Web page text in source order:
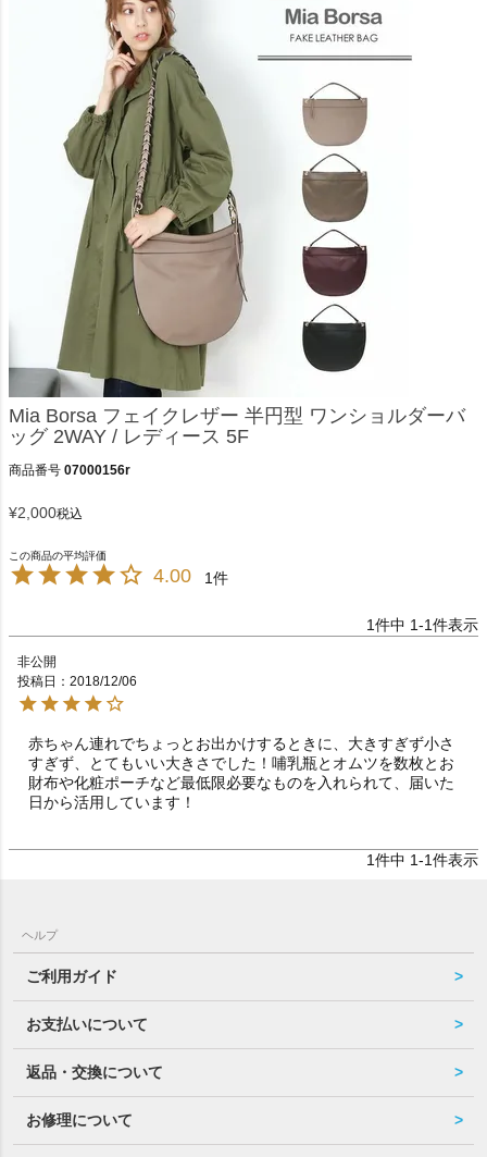
Mia Borsa フェイクレザー 半円型 ワンショルダーバ
ッグ 2WAY / レディース 5F
商品番号 07000156r
¥2,000税込
4.00 1
1件中 1-1件表示
非公開
投稿日
2018/12/06
赤ちゃん連れでちょっとお出かけするときに、大きすぎず小さ
すぎず、とてもいい大きさでした！哺乳瓶とオムツを数枚とお
財布や化粧ポーチなど最低限必要なものを入れられて、届いた
日から活用しています！
1件中 1-1件表示
ヘルプ
ご利用ガイド
お支払いについて
返品・交換について
お修理について